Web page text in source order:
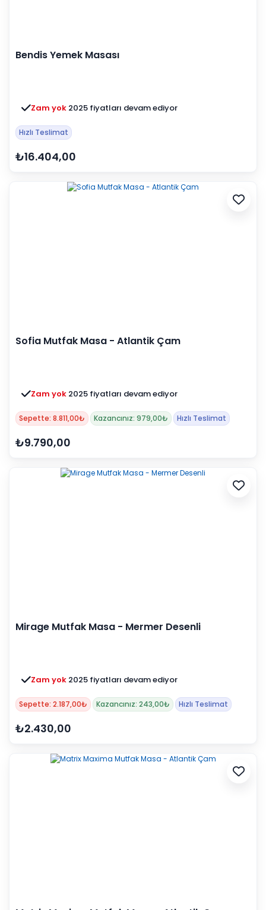
Bendis Yemek Masası
Zam yok 2025 fiyatları devam ediyor
Hızlı Teslimat
₺16.404,00
Sofia Mutfak Masa - Atlantik Çam
Zam yok 2025 fiyatları devam ediyor
Sepette: 8.811,00₺ Kazancınız: 979,00₺ Hızlı Teslimat
₺9.790,00
Mirage Mutfak Masa - Mermer Desenli
Zam yok 2025 fiyatları devam ediyor
Sepette: 2.187,00₺ Kazancınız: 243,00₺ Hızlı Teslimat
₺2.430,00